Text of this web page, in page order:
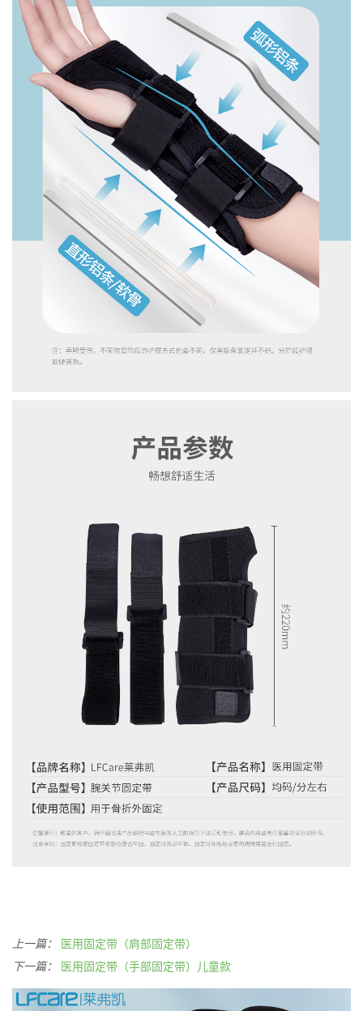
上一篇： 医用固定带（肩部固定带）
下一篇： 医用固定带（手部固定带）儿童款